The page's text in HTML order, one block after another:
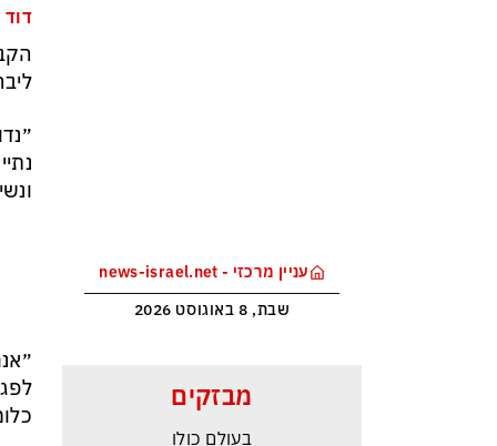
עניין מרכזי - news-israel.net
שבת, 8 באוגוסט 2026
מבזקים
מסין ולשמור במקביל על הבכורה
בעולם כולו
כלומר, על 20 שעות הם